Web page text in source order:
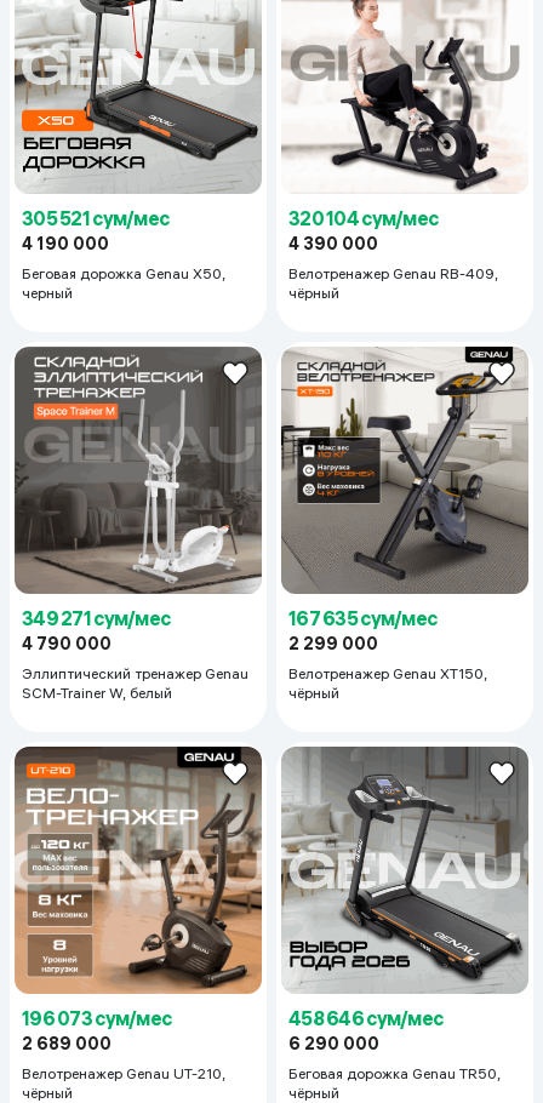
305 521 сум/мес
4 190 000
Беговая дорожка Genau X50,
черный
320 104 сум/мес
4 390 000
Велотренажер Genau RB-409,
чёрный
349 271 сум/мес
4 790 000
Эллиптический тренажер Genau
SCM-Trainer W, белый
167 635 сум/мес
2 299 000
Велотренажер Genau XT150,
чёрный
196 073 сум/мес
2 689 000
Велотренажер Genau UT-210,
чёрный
458 646 сум/мес
6 290 000
Беговая дорожка Genau TR50,
чёрный